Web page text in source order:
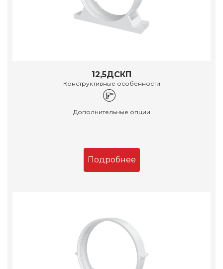
12,5ДСКП
Конструктивные особенности
Дополнительные опции
Подробнее